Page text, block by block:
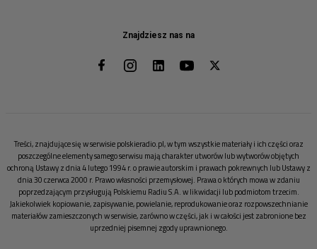
Znajdziesz nas na
Treści, znajdujące się w serwisie polskieradio.pl, w tym wszystkie materiały i ich części oraz
poszczególne elementy samego serwisu mają charakter utworów lub wytworów objętych
ochroną Ustawy z dnia 4 lutego 1994 r. o prawie autorskim i prawach pokrewnych lub Ustawy z
dnia 30 czerwca 2000 r. Prawo własności przemysłowej. Prawa o których mowa w zdaniu
poprzedzającym przysługują Polskiemu Radiu S.A. w likwidacji lub podmiotom trzecim.
Jakiekolwiek kopiowanie, zapisywanie, powielanie, reprodukowanie oraz rozpowszechnianie
materiałów zamieszczonych w serwisie, zarówno w części, jak i w całości jest zabronione bez
uprzedniej pisemnej zgody uprawnionego.